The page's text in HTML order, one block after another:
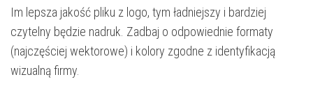
Im lepsza jakość pliku z logo, tym ładniejszy i bardziej
czytelny będzie nadruk. Zadbaj o odpowiednie formaty
(najczęściej wektorowe) i kolory zgodne z identyfikacją
wizualną firmy.